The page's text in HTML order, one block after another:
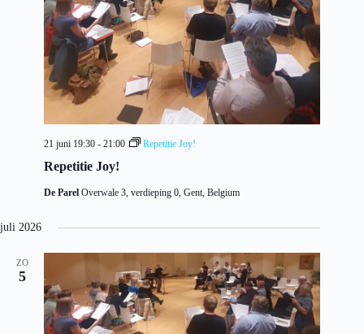
Repetitie Joy!
21 juni 19:30 - 21:00 Repetitie Joy!
De Parel Overwale 3, verdieping 0, Gent, Belgium
juli 2026
ZO
5